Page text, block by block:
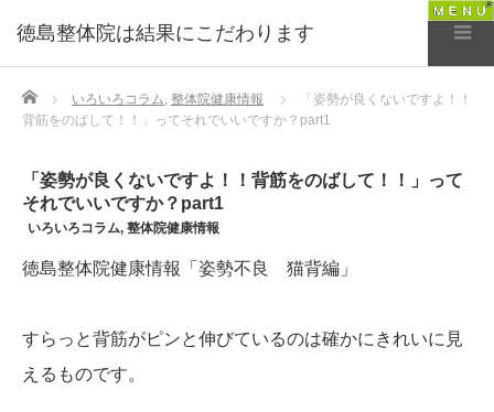
徳島整体院は結果にこだわります
Home いろいろコラム, 整体院健康情報
「姿勢が良くないですよ！！
背筋をのばして！！」ってそれでいいですか？part1
「姿勢が良くないですよ！！背筋をのばして！！」って
それでいいですか？part1
いろいろコラム, 整体院健康情報
徳島整体院健康情報「姿勢不良 猫背編」
すらっと背筋がピンと伸びているのは確かにきれいに見
えるものです。